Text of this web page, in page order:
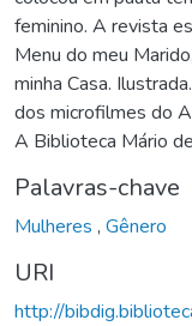
feminino. A revista
Menu do meu
minha Casa.
dos microfilmes do
A Biblioteca Mário
Palavras-chave
Mulheres , Gênero
URI
http://